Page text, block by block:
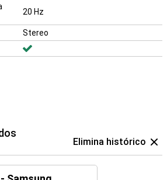
20 Hz
Stereo
Elimina histórico